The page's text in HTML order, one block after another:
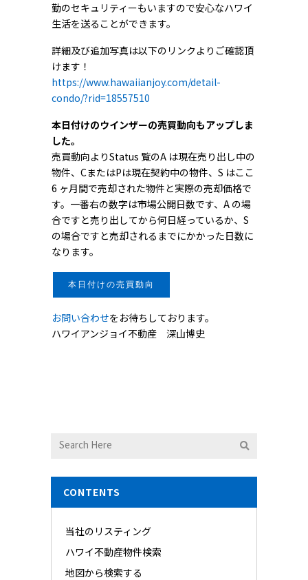
勤のセキュリティーもいますので安心なハワイ
生活を送ることができます。
詳細及び追加写真は以下のリンクよりご確認頂
けます！
https://www.hawaiianjoy.com/detail-
condo/?rid=18557510
本日付けのウインザーの売買動向もアップしま
した。
売買動向よりStatus 覧のA は現在売り出し中の
物件、CまたはPは現在契約中の物件、S はここ
6 ヶ月間で売却された物件と実際の売却価格で
す。一番右の数字は市場公開日数です、A の場
合ですと売り出してから何日経っているか、S
の場合ですと売却されるまでにかかった日数に
なります。
本日付けの売買動向
お問い合わせをお待ちしております。
ハワイアンジョイ不動産 深山博史
CONTENTS
当社のリスティング
ハワイ不動産物件検索
地図から検索する